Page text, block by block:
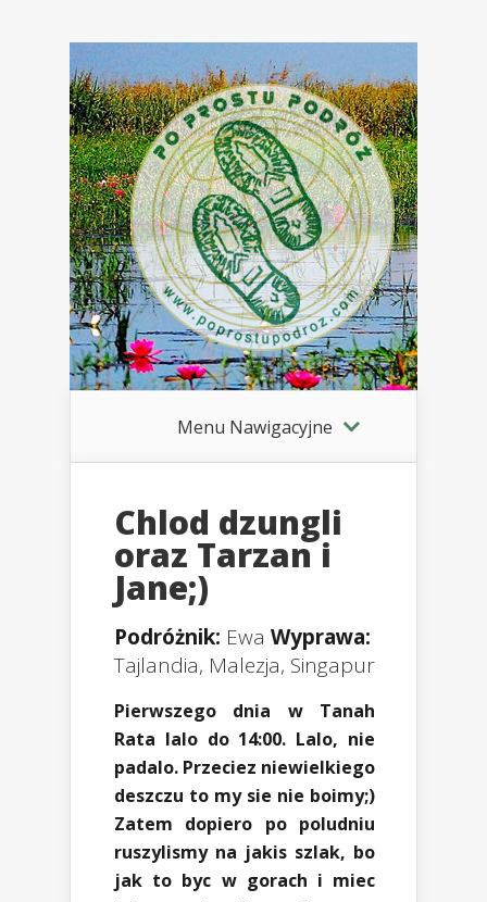
Menu Nawigacyjne
Chlod dzungli
oraz Tarzan i
Jane;)
Podróżnik: Ewa Wyprawa:
Tajlandia, Malezja, Singapur
Pierwszego dnia w Tanah
Rata lalo do 14:00. Lalo, nie
padalo. Przeciez niewielkiego
deszczu to my sie nie boimy;)
Zatem dopiero po poludniu
ruszylismy na jakis szlak, bo
jak to byc w gorach i miec